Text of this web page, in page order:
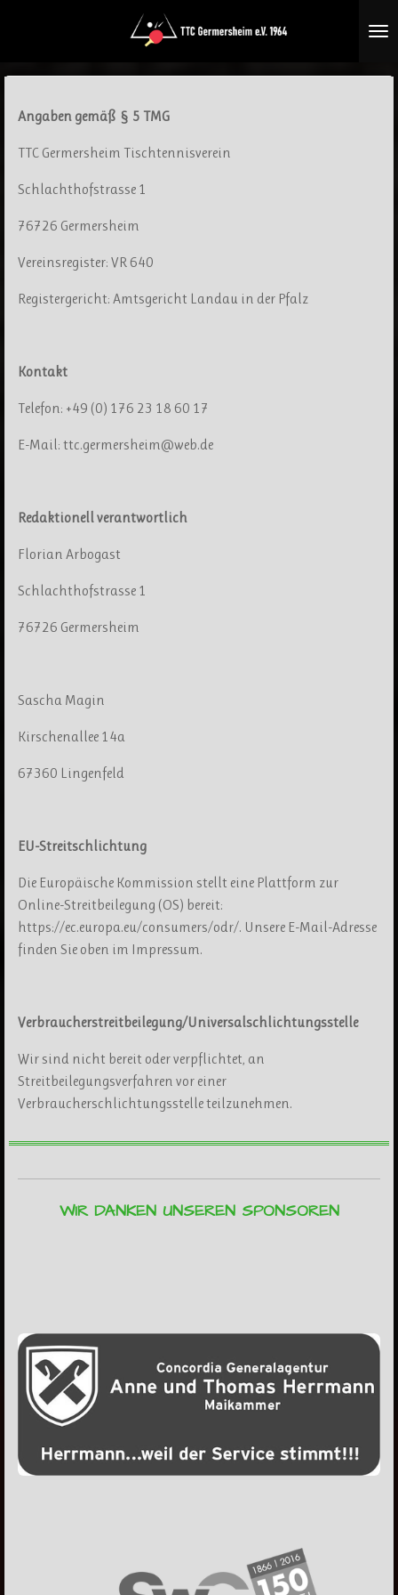
Angaben gemäß § 5 TMG
TTC Germersheim Tischtennisverein
Schlachthofstrasse 1
76726 Germersheim
Vereinsregister: VR 640
Registergericht: Amtsgericht Landau in der Pfalz
Kontakt
Telefon: +49 (0) 176 23 18 60 17
E-Mail: ttc.germersheim@web.de
Redaktionell verantwortlich
Florian Arbogast
Schlachthofstrasse 1
76726 Germersheim
Sascha Magin
Kirschenallee 14a
67360 Lingenfeld
EU-Streitschlichtung
Die Europäische Kommission stellt eine Plattform zur
Online-Streitbeilegung (OS) bereit:
https://ec.europa.eu/consumers/odr/. Unsere E-Mail-Adresse
finden Sie oben im Impressum.
Verbraucherstreitbeilegung/Universalschlichtungsstelle
Wir sind nicht bereit oder verpflichtet, an
Streitbeilegungsverfahren vor einer
Verbraucherschlichtungsstelle teilzunehmen.
WIR DANKEN UNSEREN SPONSOREN